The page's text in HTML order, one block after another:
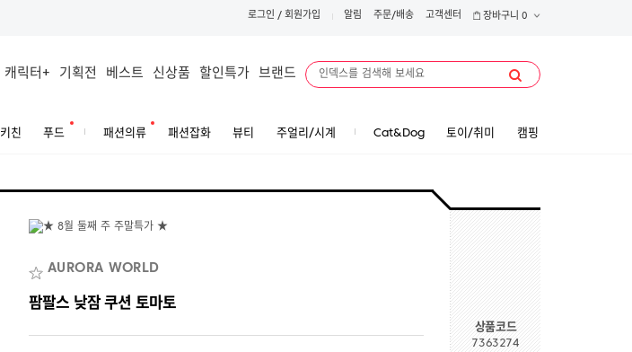
로그인 / 회원가입 알림 주문/배송 고객센터 장바구니 0
캐릭터+ 기획전 베스트 신상품 할인특가 브랜드
키친 푸드 패션의류 패션잡화 뷰티 주얼리/시계 Cat&Dog 토이/취미 캠핑
AURORA WORLD
팜팔스 낮잠 쿠션 토마토
상품코드
7363274